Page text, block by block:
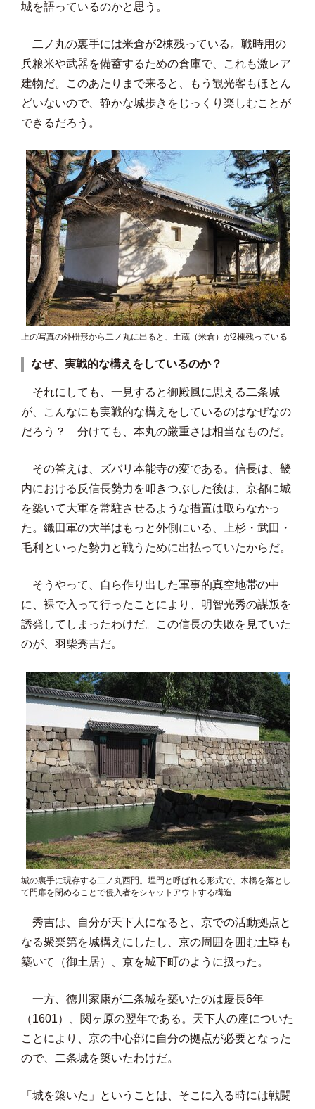
城を語っているのかと思う。
二ノ丸の裏手には米倉が2棟残っている。戦時用の
兵粮米や武器を備蓄するための倉庫で、これも激レア
建物だ。このあたりまで来ると、もう観光客もほとん
どいないので、静かな城歩きをじっくり楽しむことが
できるだろう。
上の写真の外枡形から二ノ丸に出ると、土蔵（米倉）が2棟残っている
なぜ、実戦的な構えをしているのか？
それにしても、一見すると御殿風に思える二条城
が、こんなにも実戦的な構えをしているのはなぜなの
だろう？ 分けても、本丸の厳重さは相当なものだ。
その答えは、ズバリ本能寺の変である。信長は、畿
内における反信長勢力を叩きつぶした後は、京都に城
を築いて大軍を常駐させるような措置は取らなかっ
た。織田軍の大半はもっと外側にいる、上杉・武田・
毛利といった勢力と戦うために出払っていたからだ。
そうやって、自ら作り出した軍事的真空地帯の中
に、裸で入って行ったことにより、明智光秀の謀叛を
誘発してしまったわけだ。この信長の失敗を見ていた
のが、羽柴秀吉だ。
城の裏手に現存する二ノ丸西門。埋門と呼ばれる形式で、木橋を落とし
て門扉を閉めることで侵入者をシャットアウトする構造
秀吉は、自分が天下人になると、京での活動拠点と
なる聚楽第を城構えにしたし、京の周囲を囲む土塁も
築いて（御土居）、京を城下町のように扱った。
一方、徳川家康が二条城を築いたのは慶長6年
（1601）、関ヶ原の翌年である。天下人の座についた
ことにより、京の中心部に自分の拠点が必要となった
ので、二条城を築いたわけだ。
「城を築いた」ということは、そこに入る時には戦闘